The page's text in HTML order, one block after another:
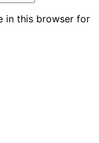
in this browser for